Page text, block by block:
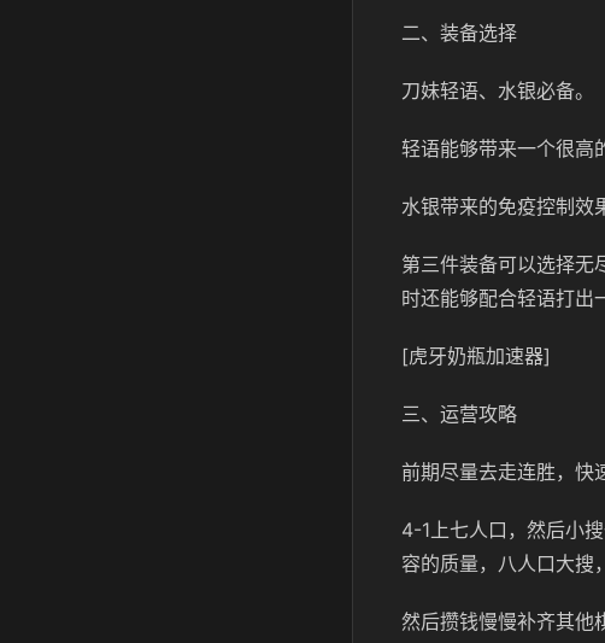
二、装备选择
刀妹轻语、水银必备。
轻语能够带来一个很高
水银带来的免疫控制效
第三件装备可以选择无
时还能够配合轻语打出
[虎牙奶瓶加速器]
三、运营攻略
前期尽量去走连胜，快
4-1上七人口，然后小
容的质量，八人口大搜
然后攒钱慢慢补齐其他